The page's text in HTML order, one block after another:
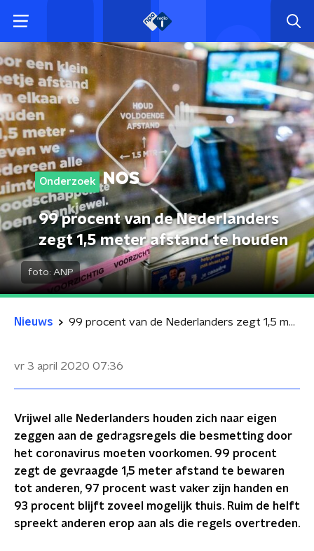
Onderzoek
99 procent van de Nederlanders
zegt 1,5 meter afstand te houden
foto: ANP
Nieuws 99 procent van de Nederlanders zegt 1,5 meter afstand te houden
vr 3 april 2020 07:36
Vrijwel alle Nederlanders houden zich naar eigen
zeggen aan de gedragsregels die besmetting door
het coronavirus moeten voorkomen. 99 procent
zegt de gevraagde 1,5 meter afstand te bewaren
tot anderen, 97 procent wast vaker zijn handen en
93 procent blijft zoveel mogelijk thuis. Ruim de helft
spreekt anderen erop aan als die regels overtreden.